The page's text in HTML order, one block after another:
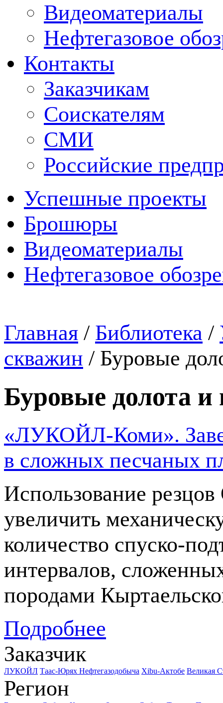
Видеоматериалы
Нефтегазовое
Контакты
Заказчикам
Соискателям
СМИ
Российские
Успешные проекты
Брошюры
Видеоматериалы
Нефтегазовое
Главная / Библиотека /
скважин / Буровые
Буровые долота и
«ЛУКОЙЛ-Коми».
в сложных песчаных
Использование
увеличить
количество спуско-
интервалов,
породами
Подробнее
Заказчик
ЛУКОЙЛ Таас-Юрях Нефтегазодобыча Xibu-Актобе Великая
Регион